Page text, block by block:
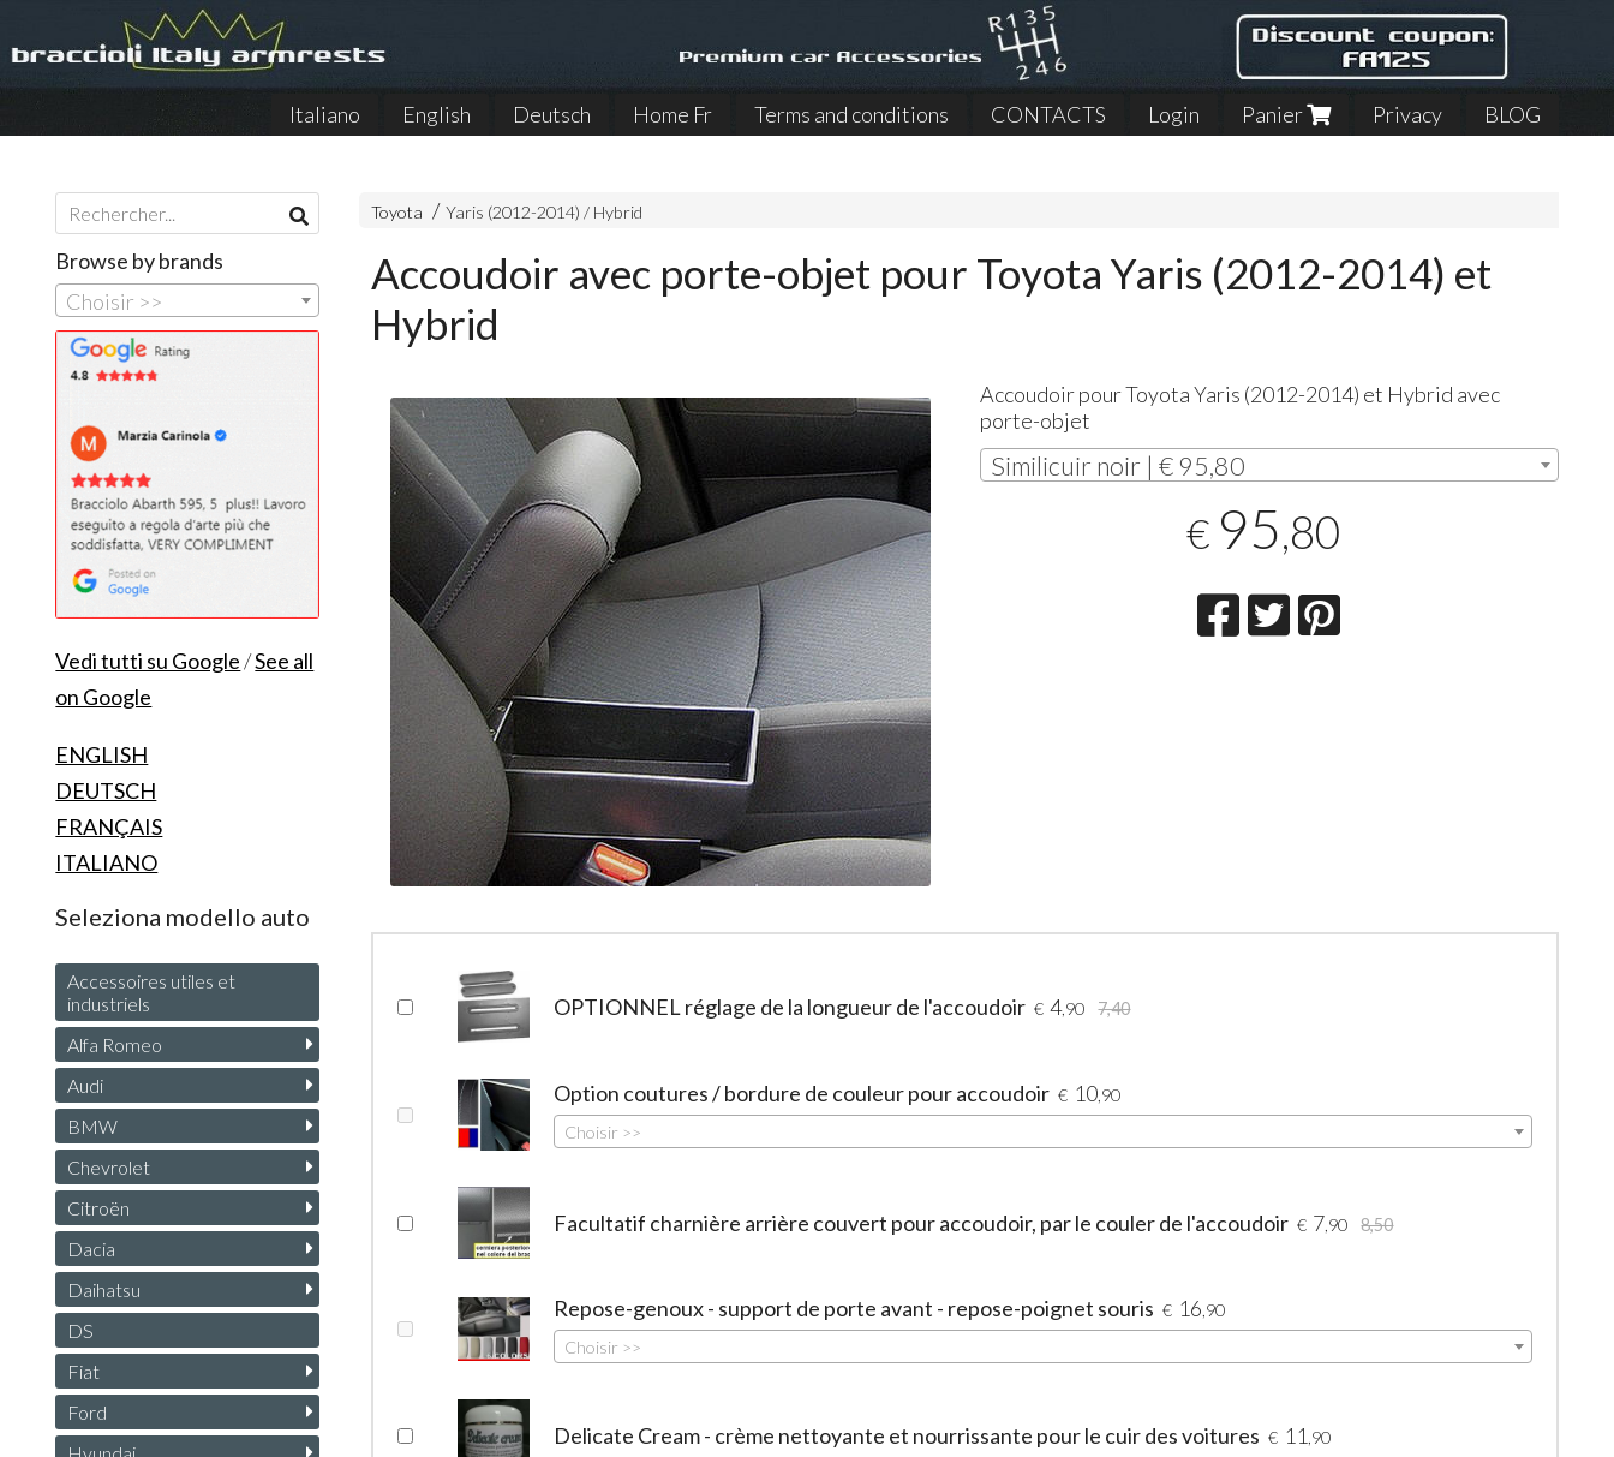
Italiano English Deutsch Home Fr Terms and conditions CONTACTS Login Panier Privacy BLOG
Toyota Yaris (2012-2014) / Hybrid
Accoudoir avec porte-objet pour Toyota Yaris (2012-2014) et
Hybrid
Accoudoir pour Toyota Yaris (2012-2014) et Hybrid avec
porte-objet
Similicuir noir | € 95,80
€ 95,80
OPTIONNEL réglage de la longueur de l'accoudoir € 4,90 7,40
Option coutures / bordure de couleur pour accoudoir € 10 ,90
Choisir >>
Facultatif charnière arrière couvert pour accoudoir, par le couler de l'accoudoir € 7 ,90 8,50
Repose-genoux - support de porte avant - repose-poignet souris € 16 ,90
Choisir >>
Delicate Cream - crème nettoyante et nourrissante pour le cuir des voitures € 11 ,90
Browse by brands
Choisir >>
Vedi tutti su Google/See all
on Google
ENGLISH
DEUTSCH
FRANÇAIS
ITALIANO
Seleziona modello auto
Accessoires utiles et
industriels
Alfa Romeo
Audi
BMW
Chevrolet
Citroën
Dacia
Daihatsu
DS
Fiat
Ford